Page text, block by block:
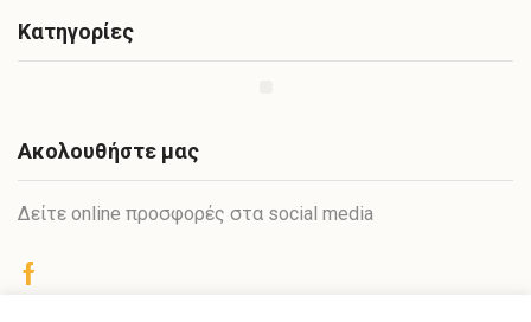
Κατηγορίες
Ακολουθήστε μας
Δείτε online προσφορές στα social media